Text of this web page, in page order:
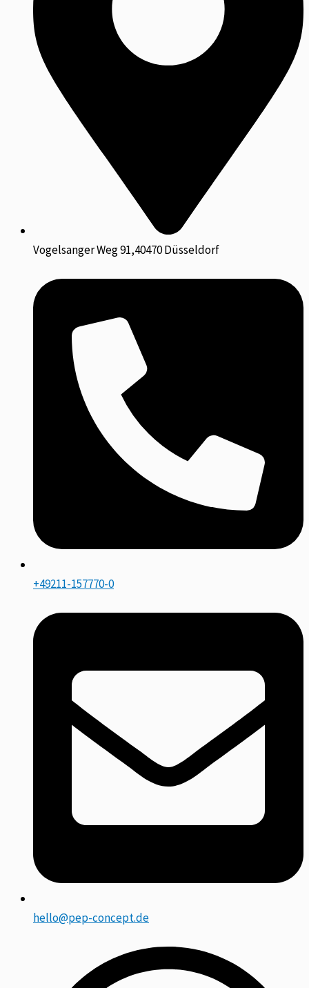
Vogelsanger Weg 91,40470 Düsseldorf
+49211-157770-0
hello@pep-concept.de